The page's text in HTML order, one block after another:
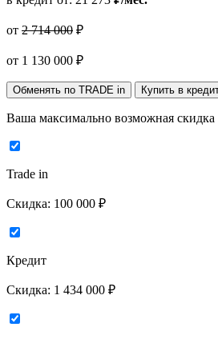
от 2 714 000 ₽
от 1 130 000 ₽
Обменять по TRADE in Купить в
Ваша максимально возможная скидка
Trade in
Скидка: 100 000 ₽
Кредит
Скидка: 1 434 000 ₽